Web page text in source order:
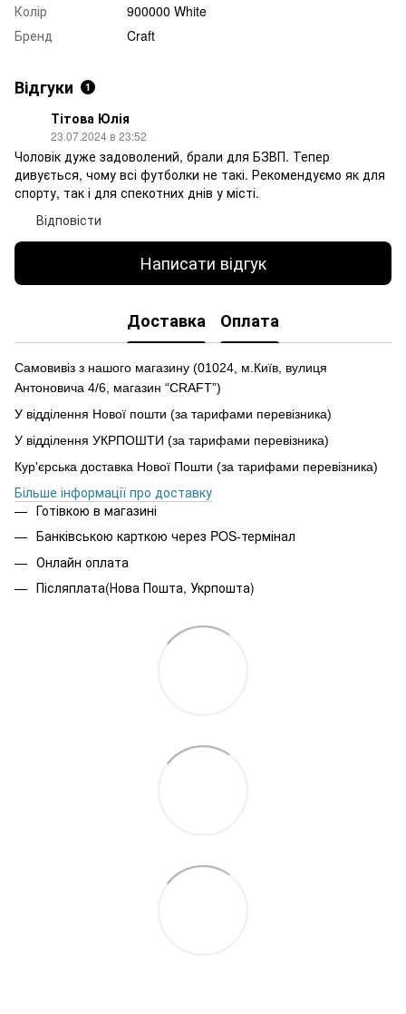
Колір
900000 White
Бренд
Craft
Відгуки 1
Тітова Юлія
23.07.2024 в 23:52
Чоловік дуже задоволений, брали для БЗВП. Тепер
дивується, чому всі футболки не такі. Рекомендуємо як для
спорту, так і для спекотних днів у місті.
Відповісти
Написати відгук
Доставка Оплата
Самовивіз з нашого магазину (01024, м.Київ, вулиця
Антоновича 4/6, магазин “CRAFT”)
У відділення Нової пошти (за тарифами перевізника)
У відділення УКРПОШТИ (за тарифами перевізника)
Кур'єрська доставка Нової Пошти (за тарифами перевізника)
Більше інформації про доставку
Готівкою в магазині
Банківською карткою через POS-термінал
Онлайн оплата
Післяплата(Нова Пошта, Укрпошта)